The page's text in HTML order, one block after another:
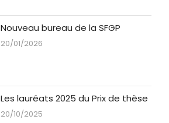
Nouveau bureau de la SFGP
20/01/2026
Les lauréats 2025 du Prix de thèse
20/10/2025